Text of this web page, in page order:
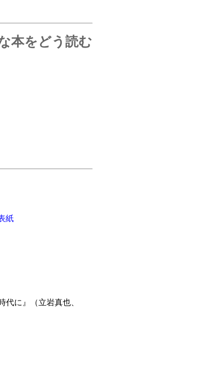
本をどう読む
に』（立岩真也、